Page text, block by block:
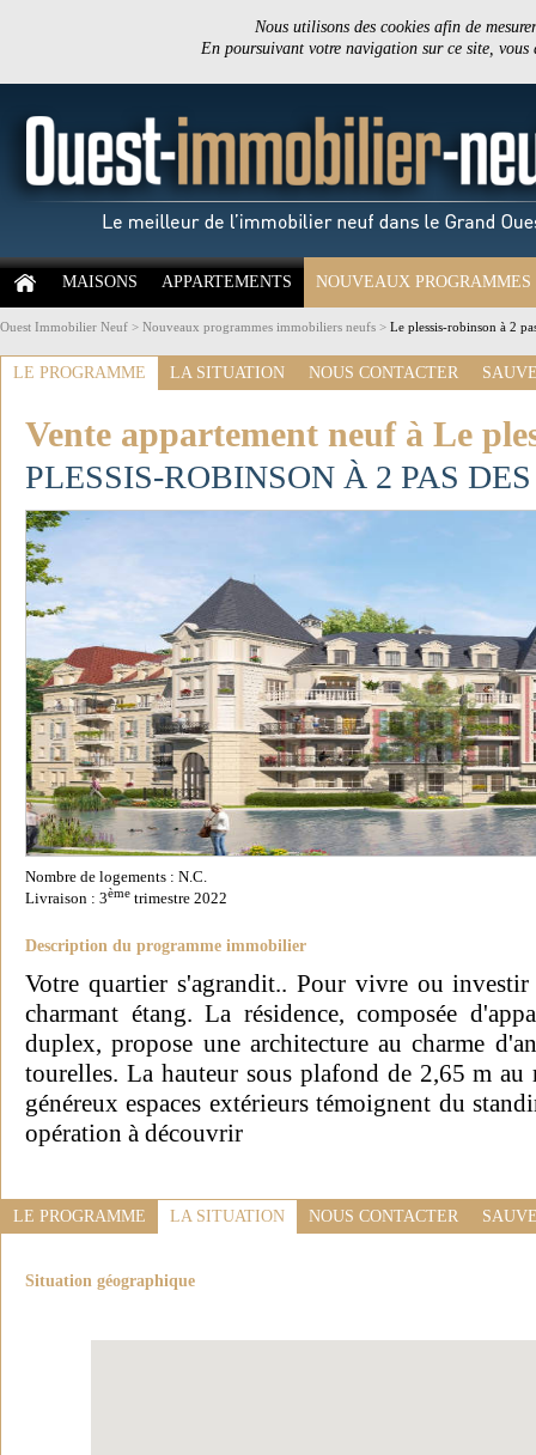
Nous utilisons des cookies afin de
En poursuivant votre navigation sur ce site,
MAISONS APPARTEMENTS NOUVEAUX PROGRAMMES
Ouest Immobilier Neuf > Nouveaux programmes immobiliers neufs > Le plessis-robinson à 2
LE PROGRAMME LA SITUATION NOUS CONTACTER
Vente appartement neuf à Le
PLESSIS-ROBINSON À 2 PAS
Nombre de logements : N.C.
Livraison : 3ème trimestre 2022
Description du programme immobilier
Votre quartier s'agrandit.. Pour vivre ou
charmant étang. La résidence, composée
duplex, propose une architecture au charme
tourelles. La hauteur sous plafond de 2,65 m au
généreux espaces extérieurs témoignent du
opération à découvrir
LE PROGRAMME LA SITUATION NOUS CONTACTER
Situation géographique